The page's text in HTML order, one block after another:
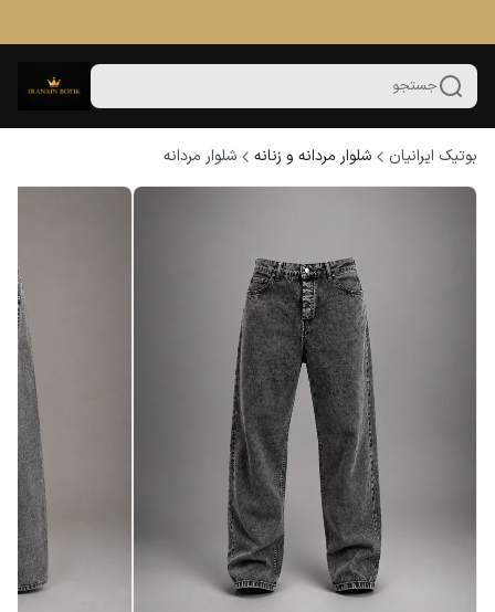
جستجو
بوتیک ایرانیان شلوار مردانه و زنانه شلوار مردانه